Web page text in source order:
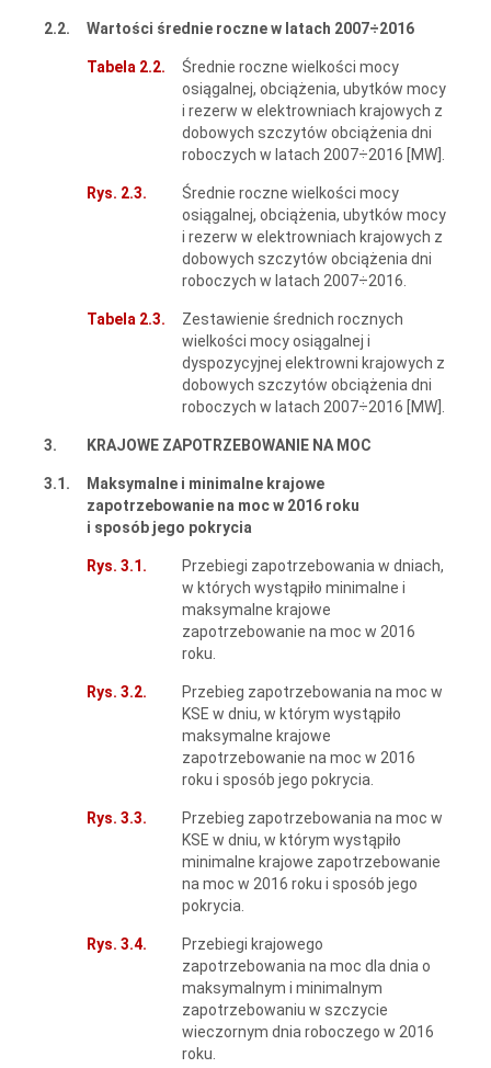
2.2. Wartości średnie roczne w latach 2007÷2016
Tabela 2.2.
Średnie roczne wielkości mocy
osiągalnej, obciążenia, ubytków mocy
i rezerw w elektrowniach krajowych z
dobowych szczytów obciążenia dni
roboczych w latach 2007÷2016 [MW].
Rys. 2.3.
Średnie roczne wielkości mocy
osiągalnej, obciążenia, ubytków mocy
i rezerw w elektrowniach krajowych z
dobowych szczytów obciążenia dni
roboczych w latach 2007÷2016.
Tabela 2.3.
Zestawienie średnich rocznych
wielkości mocy osiągalnej i
dyspozycyjnej elektrowni krajowych z
dobowych szczytów obciążenia dni
roboczych w latach 2007÷2016 [MW].
3. KRAJOWE ZAPOTRZEBOWANIE NA MOC
3.1.
Maksymalne i minimalne krajowe
zapotrzebowanie na moc w 2016 roku
i sposób jego pokrycia
Rys. 3.1.
Przebiegi zapotrzebowania w dniach,
w których wystąpiło minimalne i
maksymalne krajowe
zapotrzebowanie na moc w 2016
roku.
Rys. 3.2.
Przebieg zapotrzebowania na moc w
KSE w dniu, w którym wystąpiło
maksymalne krajowe
zapotrzebowanie na moc w 2016
roku i sposób jego pokrycia.
Rys. 3.3.
Przebieg zapotrzebowania na moc w
KSE w dniu, w którym wystąpiło
minimalne krajowe zapotrzebowanie
na moc w 2016 roku i sposób jego
pokrycia.
Rys. 3.4.
Przebiegi krajowego
zapotrzebowania na moc dla dnia o
maksymalnym i minimalnym
zapotrzebowaniu w szczycie
wieczornym dnia roboczego w 2016
roku.